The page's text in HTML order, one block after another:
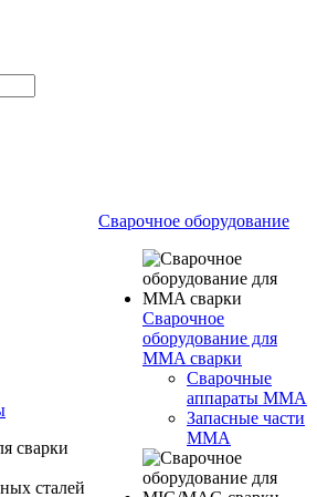
Сварочное оборудование
Сварочное
оборудование для
MMA сварки
Сварочные
аппараты MMA
Запасные части
MMA